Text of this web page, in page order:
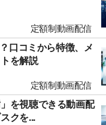
定額制動画配信
口コミから特徴、メ
を解説
定額制動画配信
を視聴できる動画配
クを...